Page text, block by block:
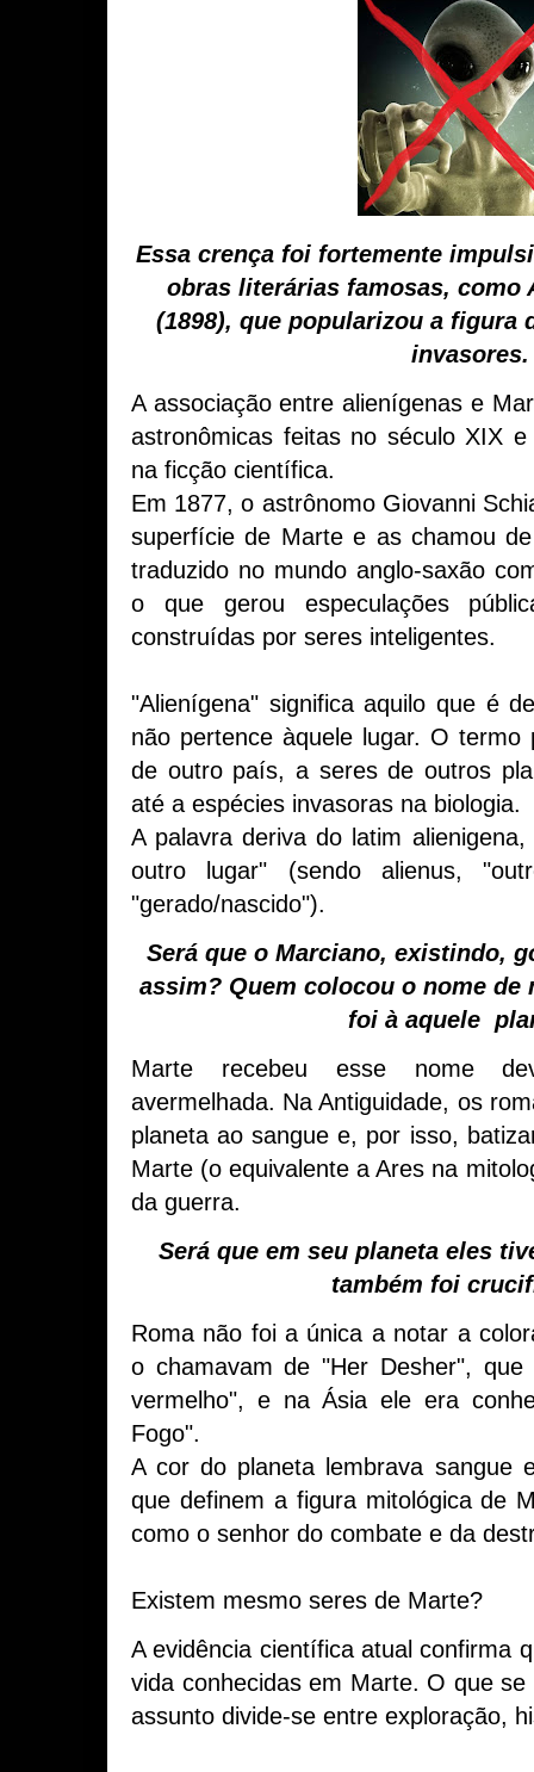
Essa crença foi fortemente
obras literárias famosas, como
(1898), que popularizou a figura
invasores.
A associação entre alienígenas e
astronômicas feitas no século XIX
na ficção científica.
Em 1877, o astrônomo Giovanni
superfície de Marte e as chamou
traduzido no mundo anglo-saxão
o que gerou especulações
construídas por seres inteligentes.
"Alienígena" significa aquilo que é
não pertence àquele lugar. O
de outro país, a seres de outros
até a espécies invasoras na biologia.
A palavra deriva do latim
outro lugar" (sendo alienus,
"gerado/nascido").
Será que o Marciano, existindo,
assim? Quem colocou o nome de
foi à aquele
Marte recebeu esse nome
avermelhada. Na Antiguidade, os
planeta ao sangue e, por isso,
Marte (o equivalente a Ares na
da guerra.
Será que em seu planeta eles
também foi
Roma não foi a única a notar a
o chamavam de "Her Desher", que
vermelho", e na Ásia ele era
Fogo".
A cor do planeta lembrava sangue
que definem a figura mitológica de
como o senhor do combate e da
Existem mesmo seres de Marte?
A evidência científica atual confirma
vida conhecidas em Marte. O que
assunto divide-se entre exploração,